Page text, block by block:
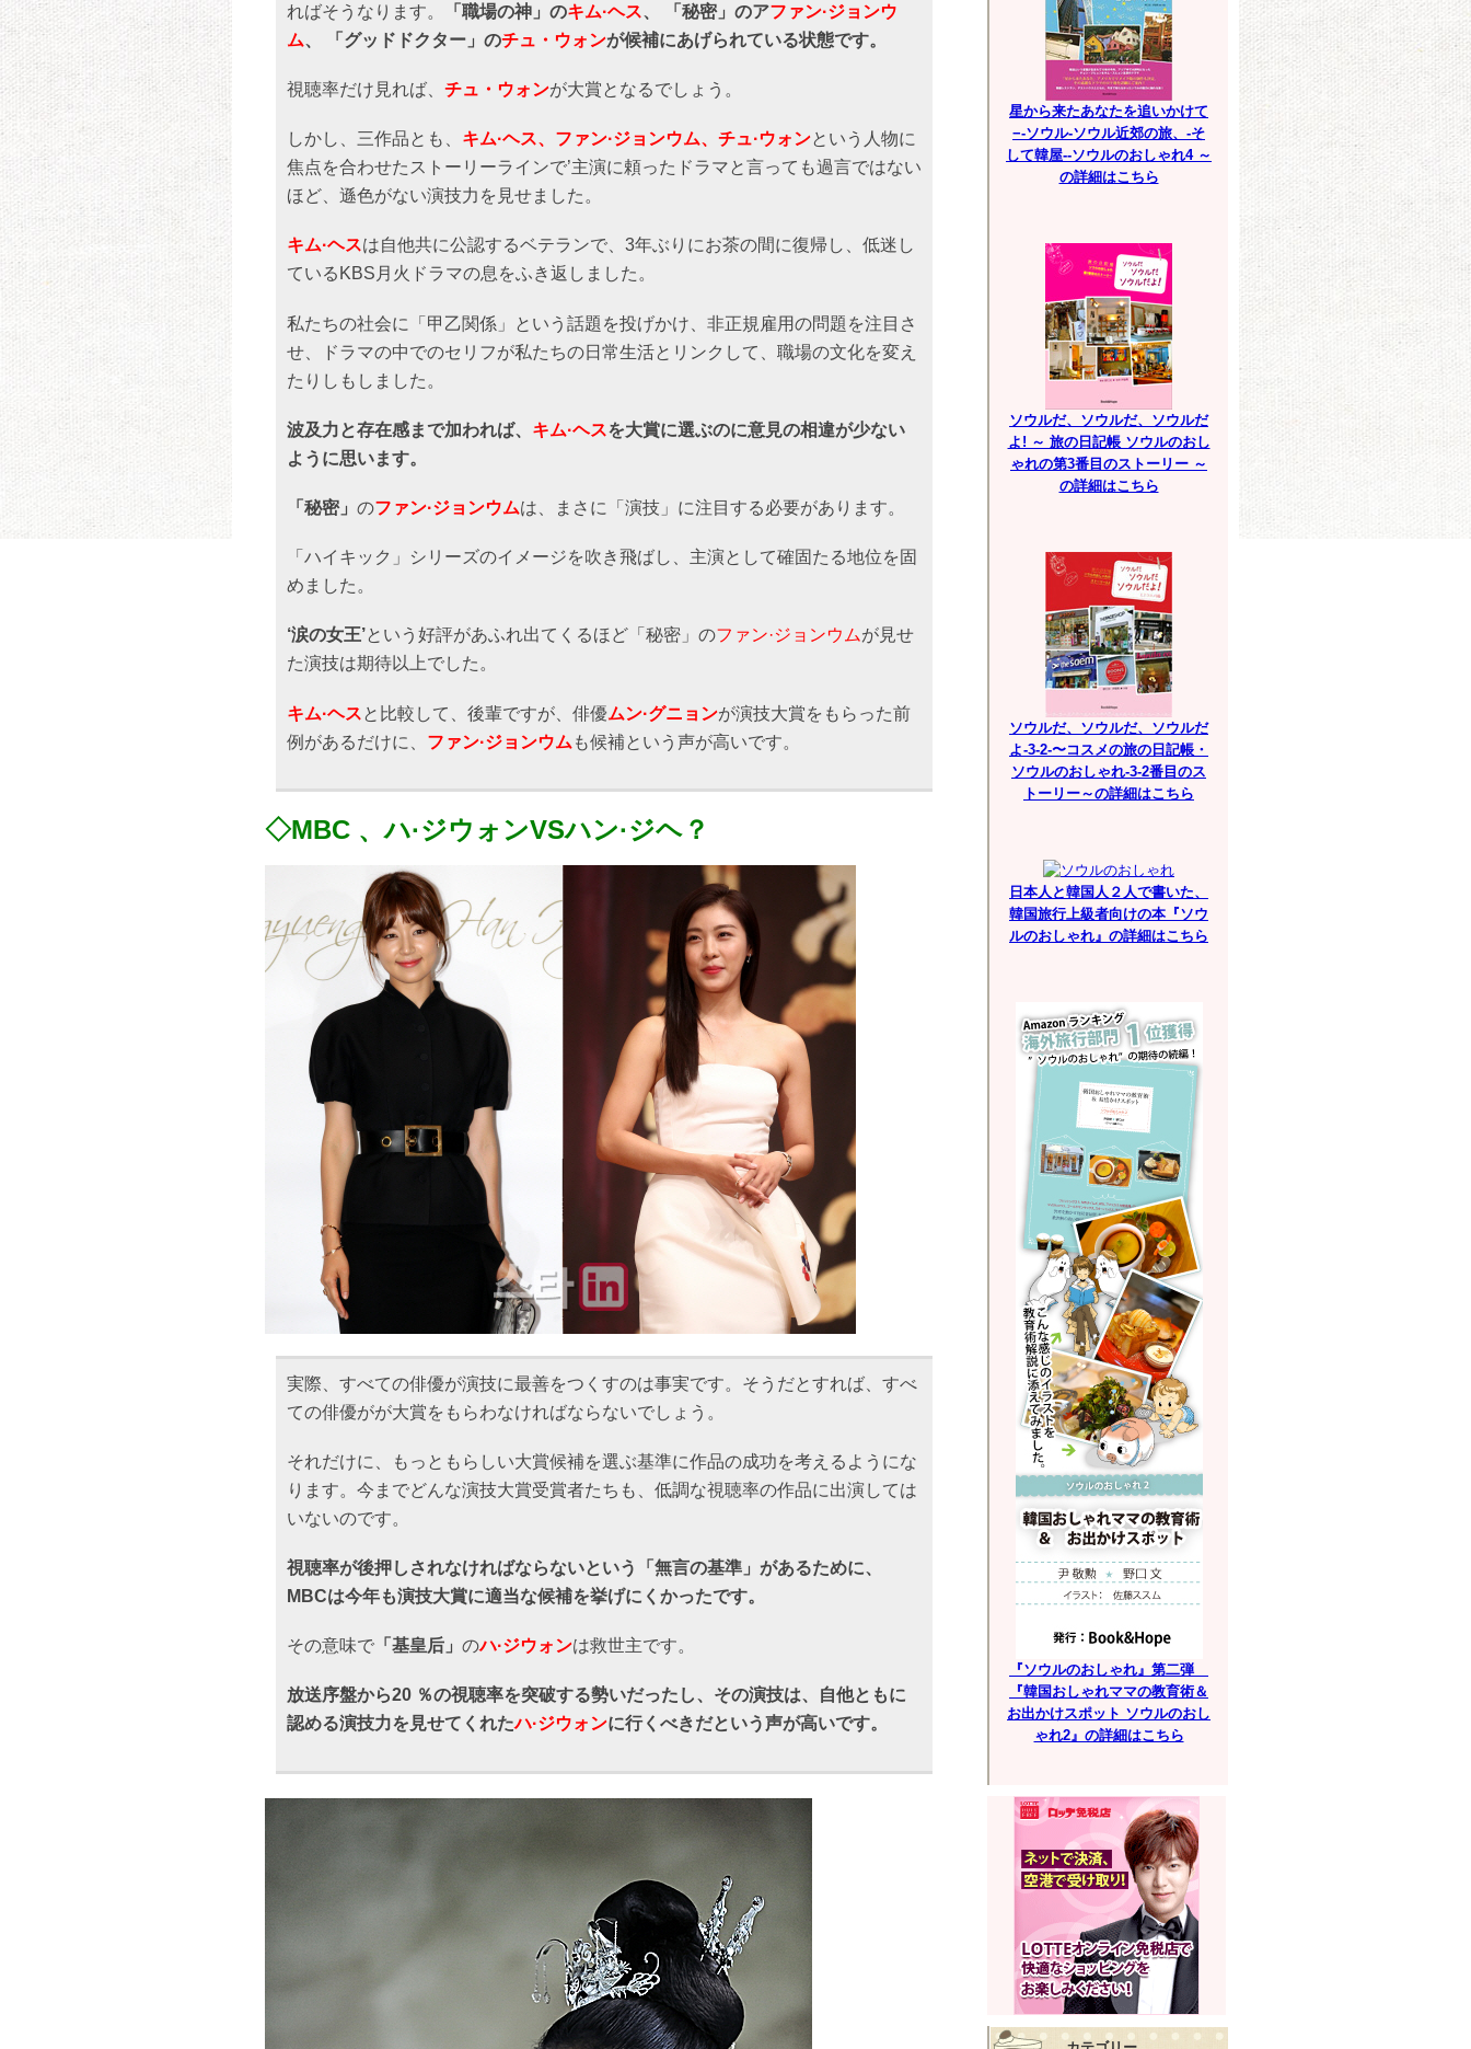
ればそうなります。
「職場の神」のキム·ヘス、 「秘密」のアファン·ジョンウ
ム、 「グッドドクター」のチュ・ウォンが候補にあげられている状態です。
視聴率だけ見れば、 チュ・ウォンが大賞となるでしょう。
しかし、三作品とも、 キム·ヘス、ファン·ジョンウム、チュ·ウォンという人物に
焦点を合わせたストーリーラインで’主演に頼ったドラマと言っても過言ではない
ほど、遜色がない演技力を見せました。
キム·ヘスは自他共に公認するベテランで、3年ぶりにお茶の間に復帰し、低迷し
ているKBS月火ドラマの息をふき返しました。
私たちの社会に「甲乙関係」という話題を投げかけ、非正規雇用の問題を注目さ
せ、ドラマの中でのセリフが私たちの日常生活とリンクして、職場の文化を変え
たりしもしました。
波及力と存在感まで加われば、 キム·ヘスを大賞に選ぶのに意見の相違が少ない
ように思います。
「秘密」 のファン·ジョンウムは、まさに「演技」に注目する必要があります。
「ハイキック」シリーズのイメージを吹き飛ばし、主演として確固たる地位を固
めました。
‘涙の女王’という好評があふれ出てくるほど「秘密」のファン·ジョンウムが見せ
た演技は期待以上でした。
キム·ヘスと比較して、後輩ですが、俳優ムン·グニョンが演技大賞をもらった前
例があるだけに、 ファン·ジョンウム も候補という声が高いです。
◇MBC 、ハ·ジウォンVSハン·ジヘ？
実際、すべての俳優が演技に最善をつくすのは事実です。そうだとすれば、すべ
ての俳優がが大賞をもらわなければならないでしょう。
それだけに、もっともらしい大賞候補を選ぶ基準に作品の成功を考えるようにな
ります。今までどんな演技大賞受賞者たちも、低調な視聴率の作品に出演しては
いないのです。
視聴率が後押しされなければならないという「無言の基準」があるために、
MBCは今年も演技大賞に適当な候補を挙げにくかったです。
その意味で 「基皇后」 のハ·ジウォンは救世主です。
放送序盤から20 ％の視聴率を突破する勢いだったし、その演技は、自他ともに
認める演技力を見せてくれたハ·ジウォンに行くべきだという声が高いです。
星から来たあなたを追いかけて
−-ソウル-ソウル近郊の旅、-そ
して韓屋--ソウルのおしゃれ4 ～
の詳細はこちら
ソウルだ、ソウルだ、ソウルだ
よ! ～ 旅の日記帳 ソウルのおし
ゃれの第3番目のストーリー ～
の詳細はこちら
ソウルだ、ソウルだ、ソウルだ
よ-3-2-〜コスメの旅の日記帳・
ソウルのおしゃれ-3-2番目のス
トーリー～の詳細はこちら
日本人と韓国人２人で書いた、
韓国旅行上級者向けの本『ソウ
ルのおしゃれ』の詳細はこちら
『ソウルのおしゃれ』第二弾
『韓国おしゃれママの教育術＆
お出かけスポット ソウルのおし
ゃれ2』の詳細はこちら